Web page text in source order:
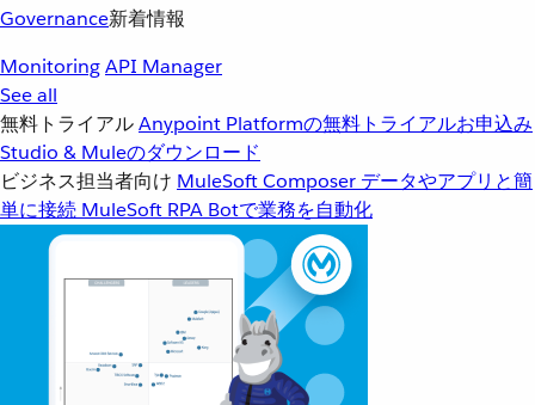
Governance新着情報
MonitoringAPI Manager
See all
無料トライアルAnypoint Platformの無料トライアルお申込み
Studio & Muleのダウンロード
ビジネス担当者向け MuleSoft Composer データやアプリと簡
単に接続 MuleSoft RPA Botで業務を自動化